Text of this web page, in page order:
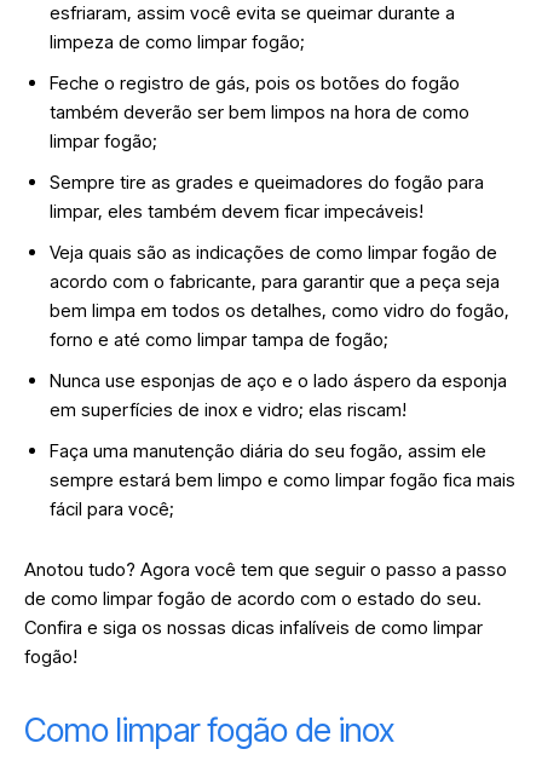
esfriaram, assim você evita se queimar durante a
limpeza de como limpar fogão;
Feche o registro de gás, pois os botões do fogão
também deverão ser bem limpos na hora de como
limpar fogão;
Sempre tire as grades e queimadores do fogão para
limpar, eles também devem ficar impecáveis!
Veja quais são as indicações de como limpar fogão de
acordo com o fabricante, para garantir que a peça seja
bem limpa em todos os detalhes, como vidro do fogão,
forno e até como limpar tampa de fogão;
Nunca use esponjas de aço e o lado áspero da esponja
em superfícies de inox e vidro; elas riscam!
Faça uma manutenção diária do seu fogão, assim ele
sempre estará bem limpo e como limpar fogão fica mais
fácil para você;
Anotou tudo? Agora você tem que seguir o passo a passo
de como limpar fogão de acordo com o estado do seu.
Confira e siga os nossas dicas infalíveis de como limpar
fogão!
Como limpar fogão de inox